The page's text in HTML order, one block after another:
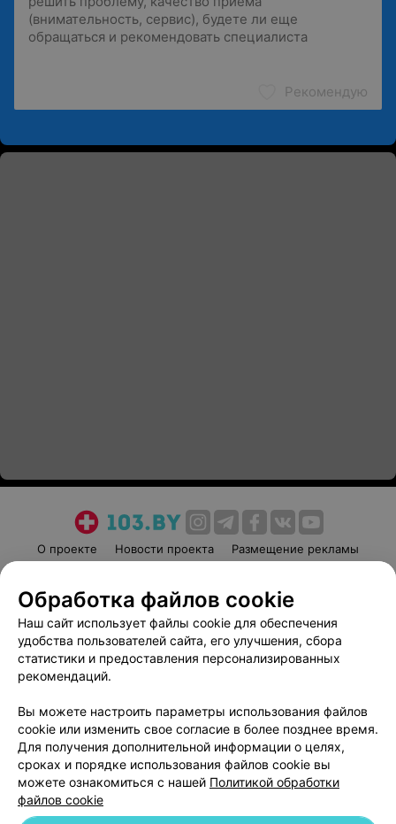
Рекомендую
О проекте Новости проекта
Размещение рекламы
Пользовательское соглашение
Способы оплаты
Вакансии
Партнеры
Написать руководителю 103.by
Обработка персональных данных
Обработка файлов cookie
Наш сайт использует файлы cookie для обеспечения
удобства пользователей сайта, его улучшения, сбора
статистики и предоставления персонализированных
рекомендаций.
Вы можете настроить параметры использования файлов
cookie или изменить свое согласие в более позднее время.
Для получения дополнительной информации о целях,
сроках и порядке использования файлов cookie вы
можете ознакомиться с нашей Политикой обработки
файлов cookie